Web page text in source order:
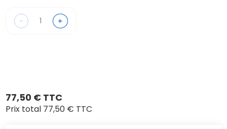
- +
77,50 € TTC
Prix total 77,50 € TTC